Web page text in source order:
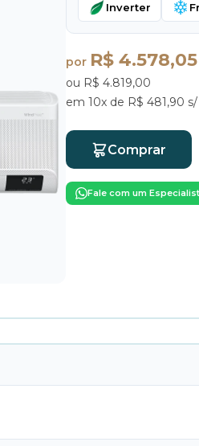
Inverter
por R$ 4.578,05
ou R$ 4.819,00
em 10x de R$ 481,90
Comprar
Fale com um